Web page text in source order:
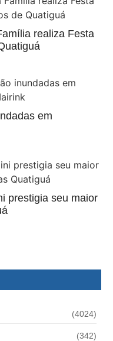
realiza Festa
em
prestigia seu maior
(4024)
(342)